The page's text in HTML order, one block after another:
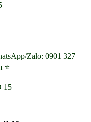
Zalo: 0901 327
⭐
15